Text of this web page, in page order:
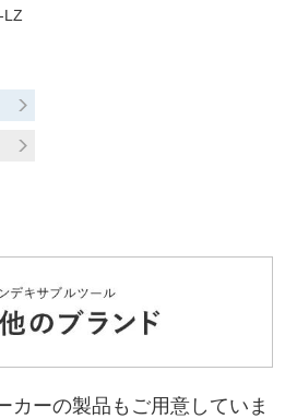
LZ
カーの製品もご用意していま